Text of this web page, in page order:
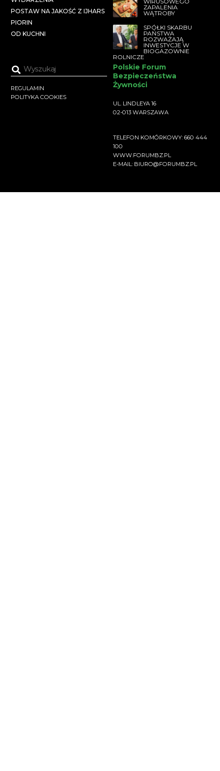
POSTAW NA JAKOŚĆ Z IJHARS
PIORIN
OD KUCHNI
ZAPALENIA
WĄTROBY
SPÓŁKI SKARBU
PAŃSTWA
ROZWAŻAJĄ
INWESTYCJE W
BIOGAZOWNIE
ROLNICZE
REGULAMIN
POLITYKA COOKIES
Polskie Forum
Bezpieczeństwa
Żywności
UL. LINDLEYA 16
02-013 WARSZAWA
TELEFON KOMÓRKOWY: 660 444
100
WWW.FORUMBZ.PL
E-MAIL: BIURO@FORUMBZ.PL